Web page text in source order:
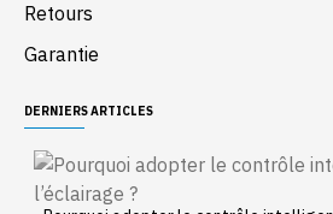
Retours
Garantie
DERNIERS ARTICLES